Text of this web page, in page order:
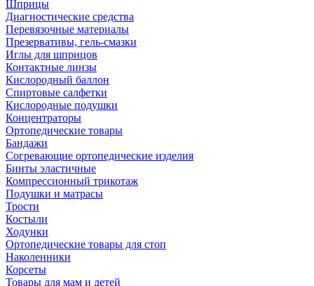
Шприцы
Диагностические средства
Перевязочные материалы
Презервативы, гель-смазки
Иглы для шприцов
Контактные линзы
Кислородный баллон
Спиртовые салфетки
Кислородные подушки
Концентраторы
Ортопедические товары
Бандажи
Согревающие ортопедические изделия
Бинты эластичные
Компрессионный трикотаж
Подушки и матрасы
Трости
Костыли
Ходунки
Ортопедические товары для стоп
Наколенники
Корсеты
Товары для мам и детей